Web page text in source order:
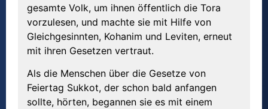
gesamte Volk, um ihnen öffentlich die Tora
vorzulesen, und machte sie mit Hilfe von
Gleichgesinnten, Kohanim und Leviten, erneut
mit ihren Gesetzen vertraut.
Als die Menschen über die Gesetze von
Feiertag Sukkot, der schon bald anfangen
sollte, hörten, begannen sie es mit einem